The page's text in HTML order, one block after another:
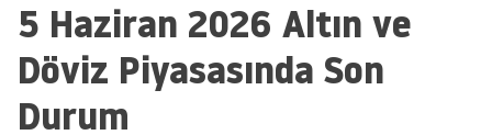
5 Haziran 2026 Altın ve
Döviz Piyasasında Son
Durum